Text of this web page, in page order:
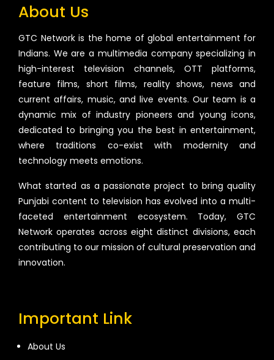
About Us
GTC Network is the home of global entertainment for
Indians. We are a multimedia company specializing in
high-interest television channels, OTT platforms,
feature films, short films, reality shows, news and
current affairs, music, and live events. Our team is a
dynamic mix of industry pioneers and young icons,
dedicated to bringing you the best in entertainment,
where traditions co-exist with modernity and
technology meets emotions.
What started as a passionate project to bring quality
Punjabi content to television has evolved into a multi-
faceted entertainment ecosystem. Today, GTC
Network operates across eight distinct divisions, each
contributing to our mission of cultural preservation and
innovation.
Important Link
About Us